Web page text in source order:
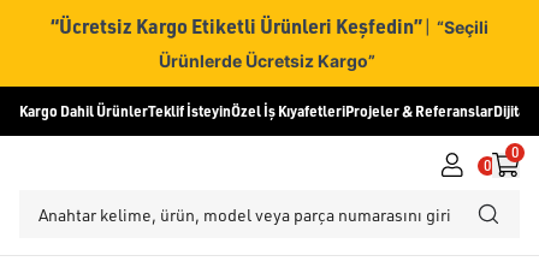
“Ücretsiz Kargo Etiketli Ürünleri Keşfedin” | “Seçili
Ürünlerde Ücretsiz Kargo”
Kargo Dahil ÜrünlerTeklif İsteyinÖzel İş KıyafetleriProjeler & ReferanslarDijital
0
0